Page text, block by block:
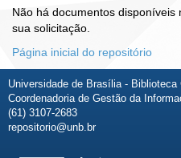
Não há documentos
sua solicitação.
Página inicial do repositório
Universidade de Brasília - Biblioteca
Coordenadoria de Gestão da
(61) 3107-2683
repositorio@unb.br